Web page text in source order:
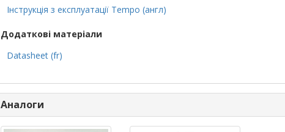
Інструкція з експлуатації Tempo (англ)
Додаткові матеріали
Datasheet (fr)
Аналоги